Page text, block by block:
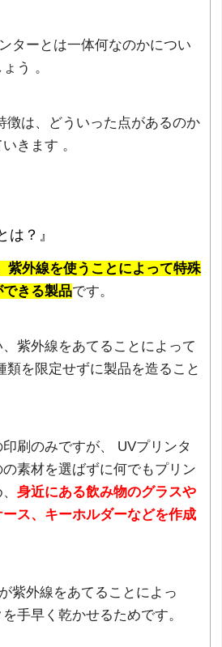
ターとは一体何なのかについ
う 。
徴は、どういった点があるのか
きます 。
は？』
紫外線を使うことによって特殊
きる製品です。
紫外線をあてることによって
類を限定せずに製品を造ること
刷のみですが、 UVプリンタ
素材を選ばずに何でもプリン
身近にある飲み物のグラスや
ス、キーホルダーなどを作成
紫外線をあてることによっ
手早く乾かせるためです。